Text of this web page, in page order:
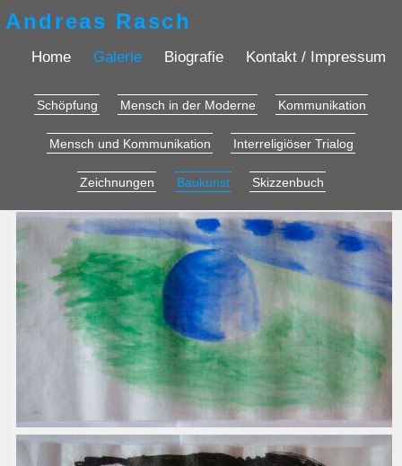
Andreas Rasch
Home Galerie Biografie Kontakt / Impressum
Schöpfung Mensch in der Moderne Kommunikation
Mensch und Kommunikation Interreligiöser Trialog
Zeichnungen Baukunst Skizzenbuch